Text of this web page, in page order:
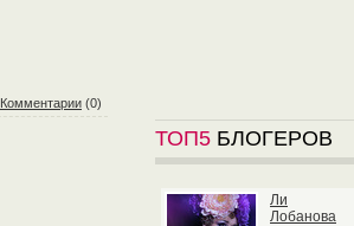
Комментарии (0)
ТОП5 БЛОГЕРОВ
Ли
Лобанова